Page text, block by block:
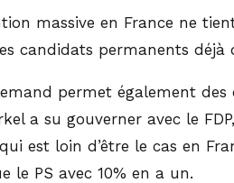
massive en France ne
candidats permanents
permet également
a su gouverner avec le
est loin d’être le cas en
le PS avec 10% en a un.